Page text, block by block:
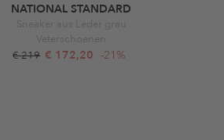
NATIONAL STANDARD
Sneaker aus Leder grau
Veterschoenen
€ 219 € 172,20 -21%